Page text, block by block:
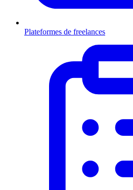
Plateformes de freelances